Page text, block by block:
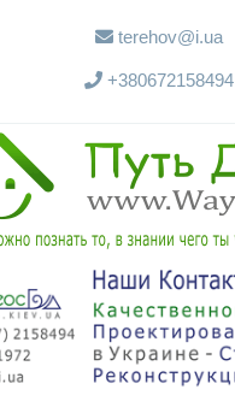
terehov@i.ua
+380672158494